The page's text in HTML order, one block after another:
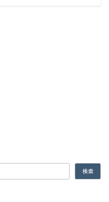
検索